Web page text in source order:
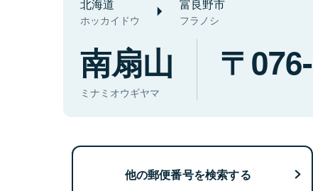
北海道
ホッカイドウ
富良野市
フラノシ
南扇山
ミナミオウギヤマ
他の郵便番号を検索する